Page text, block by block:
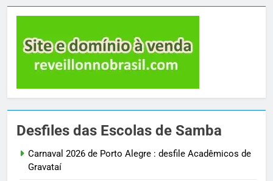
Desfiles das Escolas de Samba
Carnaval 2026 de Porto Alegre : desfile Acadêmicos de
Gravataí